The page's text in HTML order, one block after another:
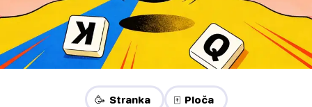
🥳 Stranka 🀄 Ploča